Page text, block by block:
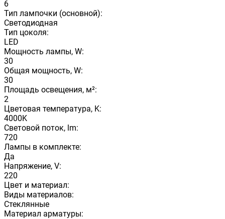
6
Тип лампочки (основной):
Светодиодная
Тип цоколя:
LED
Мощность лампы, W:
30
Общая мощность, W:
30
Площадь освещения, м²:
2
Цветовая температура, K:
4000K
Световой поток, lm:
720
Лампы в комплекте:
Да
Напряжение, V:
220
Цвет и материал:
Виды материалов:
Стеклянные
Материал арматуры: